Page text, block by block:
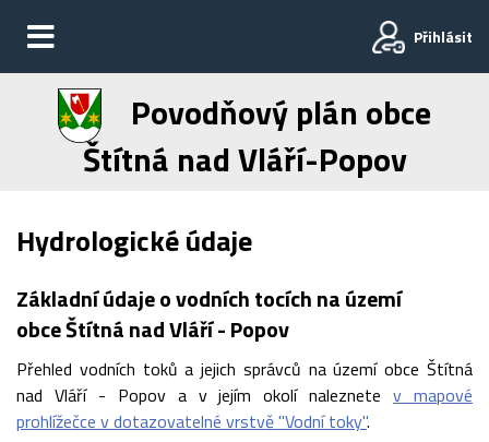
Přihlásit
Povodňový plán obce
Štítná nad Vláří-Popov
Hydrologické údaje
Základní údaje o vodních tocích na území
obce Štítná nad Vláří - Popov
Přehled vodních toků a jejich správců na území obce Štítná
nad Vláří - Popov a v jejím okolí naleznetev mapové
prohlížečce v dotazovatelné vrstvě "Vodní toky".